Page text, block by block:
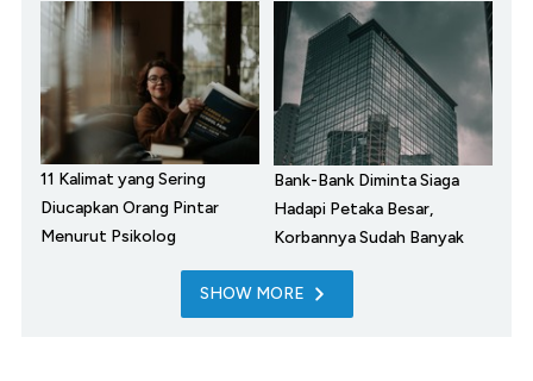
11 Kalimat yang Sering
Diucapkan Orang Pintar
Menurut Psikolog
Bank-Bank Diminta Siaga
Hadapi Petaka Besar,
Korbannya Sudah Banyak
SHOW MORE